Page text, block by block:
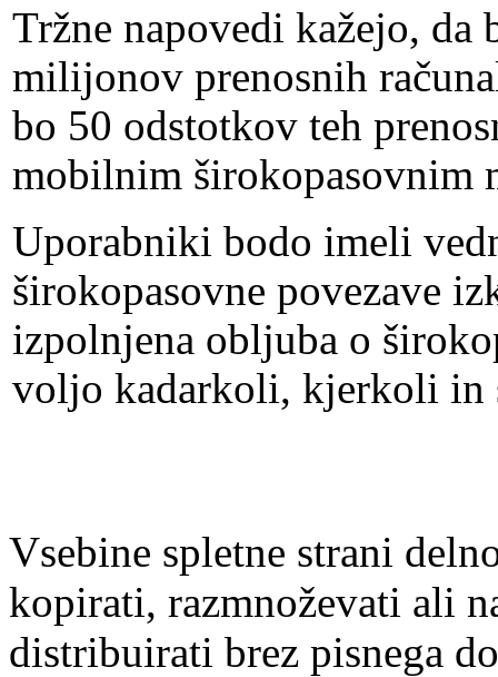
Tržne napovedi kažejo,
milijonov prenosnih
bo 50 odstotkov teh
mobilnim širokopasovnim
Uporabniki bodo imeli
širokopasovne povezave
izpolnjena obljuba o
voljo kadarkoli, kjerkoli in
Vsebine spletne strani
kopirati, razmnoževati ali
distribuirati brez pisnega